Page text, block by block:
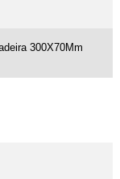
300X70Mm